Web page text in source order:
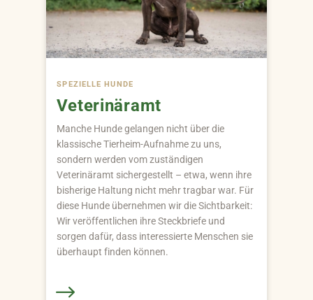
SPEZIELLE HUNDE
Veterinäramt
Manche Hunde gelangen nicht über die
klassische Tierheim-Aufnahme zu uns,
sondern werden vom zuständigen
Veterinäramt sichergestellt – etwa, wenn ihre
bisherige Haltung nicht mehr tragbar war. Für
diese Hunde übernehmen wir die Sichtbarkeit:
Wir veröffentlichen ihre Steckbriefe und
sorgen dafür, dass interessierte Menschen sie
überhaupt finden können.